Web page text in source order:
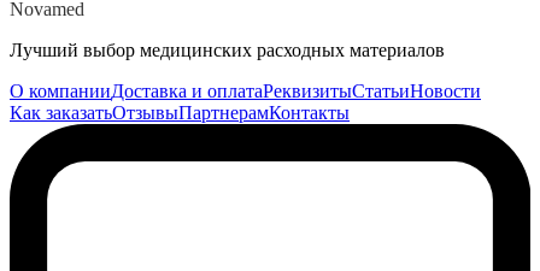
Novamed
Лучший выбор медицинских расходных материалов
О компанииДоставка и оплатаРеквизитыСтатьиНовости
Как заказатьОтзывыПартнерамКонтакты